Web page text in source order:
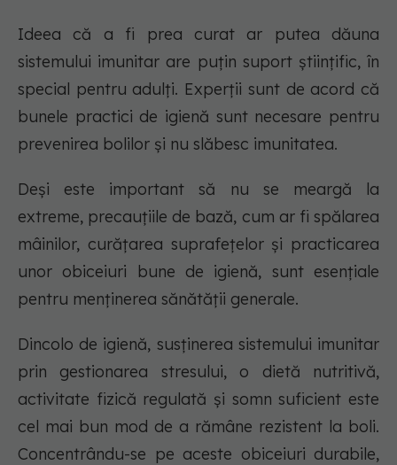
Ideea că a fi prea curat ar putea dăuna
sistemului imunitar are puțin suport științific, în
special pentru adulți. Experții sunt de acord că
bunele practici de igienă sunt necesare pentru
prevenirea bolilor și nu slăbesc imunitatea.
Deși este important să nu se meargă la
extreme, precauțiile de bază, cum ar fi spălarea
mâinilor, curățarea suprafețelor și practicarea
unor obiceiuri bune de igienă, sunt esențiale
pentru menținerea sănătății generale.
Dincolo de igienă, susținerea sistemului imunitar
prin gestionarea stresului, o dietă nutritivă,
activitate fizică regulată și somn suficient este
cel mai bun mod de a rămâne rezistent la boli.
Concentrându-se pe aceste obiceiuri durabile,